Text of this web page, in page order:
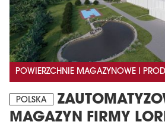
POWIERZCHNIE MAGAZYNOWE I
POLSKA
MAGAZYN FIRMY